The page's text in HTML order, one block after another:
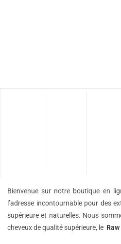
Bienvenue sur notre boutique en
l’adresse incontournable pour des
supérieure et naturelles. Nous
cheveux de qualité supérieure, le